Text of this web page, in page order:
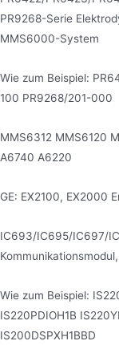
PR9268-Serie
MMS6000-System
Wie zum Beispiel:
100 PR9268/201-000
MMS6312 MMS6120
A6740 A6220
GE: EX2100, EX2000
IC693/IC695/IC697/
Wie zum Beispiel:
IS220PDIOH1B
IS200DSPXH1BBD